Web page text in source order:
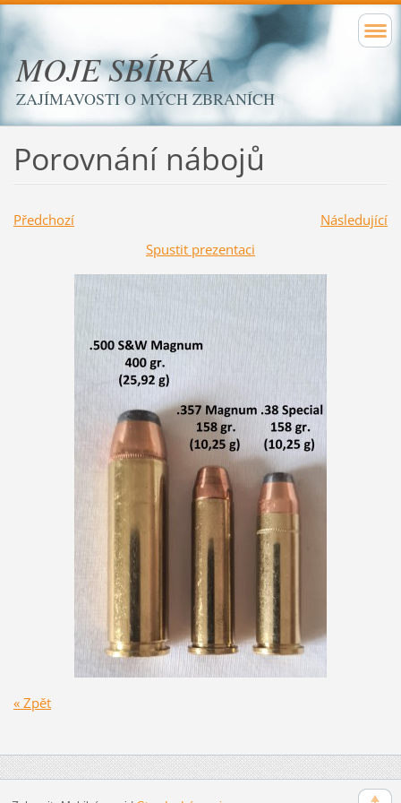
MOJE SBÍRKA
ZAJÍMAVOSTI O MÝCH ZBRANÍCH
Porovnání nábojů
Předchozí
Následující
Spustit prezentaci
« Zpět